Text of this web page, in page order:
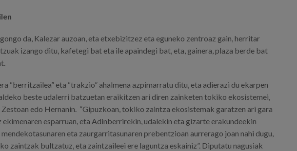
da, Kalezar auzoan, eta etxebizitzez eta eguneko zentroaz gain, herritar
izango ditu, kafetegi bat eta ile apaindegi bat, eta, gainera, plaza berde bat
“berritzailea” eta “trakzio” ahalmena azpimarratu ditu, eta adierazi du ekarpen
beste udalerri batzuetan eraikitzen ari diren zainketen tokiko ekosistemei,
edo Hernanin. “Gipuzkoan, tokiko zaintza ekosistemak garatzen ari gara
esparruan, eta Adinberrirekin, udalekin eta gizarte erakundeekin
eta zaurgarritasunaren prebentzioan aurrerago joan nahi dugu,
zaintzak bultzatuz, eta zaintzaileei ere laguntza eskainiz”. Diputatu nagusiak